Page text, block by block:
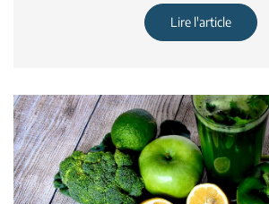
Lire l'article